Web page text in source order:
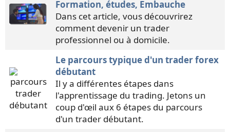
Formation, études, Embauche
Dans cet article, vous découvrirez
comment devenir un trader
professionnel ou à domicile.
Le parcours typique d'un trader forex
débutant
Il y a différentes étapes dans
l'apprentissage du trading. Jetons un
coup d'œil aux 6 étapes du parcours
d'un trader débutant.